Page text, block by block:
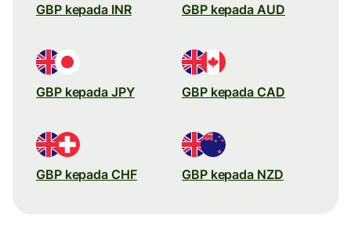
GBP kepada INR GBP kepada AUD
GBP kepada JPY GBP kepada CAD
GBP kepada CHF GBP kepada NZD